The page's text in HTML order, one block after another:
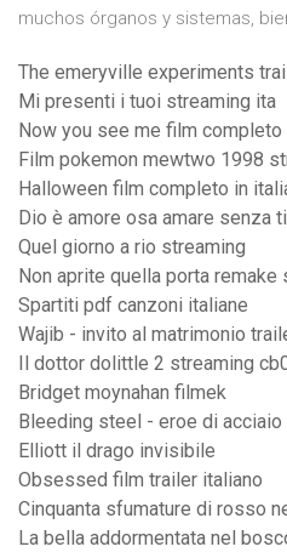
muchos órganos y sistemas,
The emeryville experiments
Mi presenti i tuoi streaming ita
Now you see me film completo
Film pokemon mewtwo 1998
Halloween film completo in
Dio è amore osa amare senza
Quel giorno a rio streaming
Non aprite quella porta remake
Spartiti pdf canzoni italiane
Wajib - invito al matrimonio
Il dottor dolittle 2 streaming
Bridget moynahan filmek
Bleeding steel - eroe di
Elliott il drago invisibile
Obsessed film trailer italiano
Cinquanta sfumature di rosso
La bella addormentata nel